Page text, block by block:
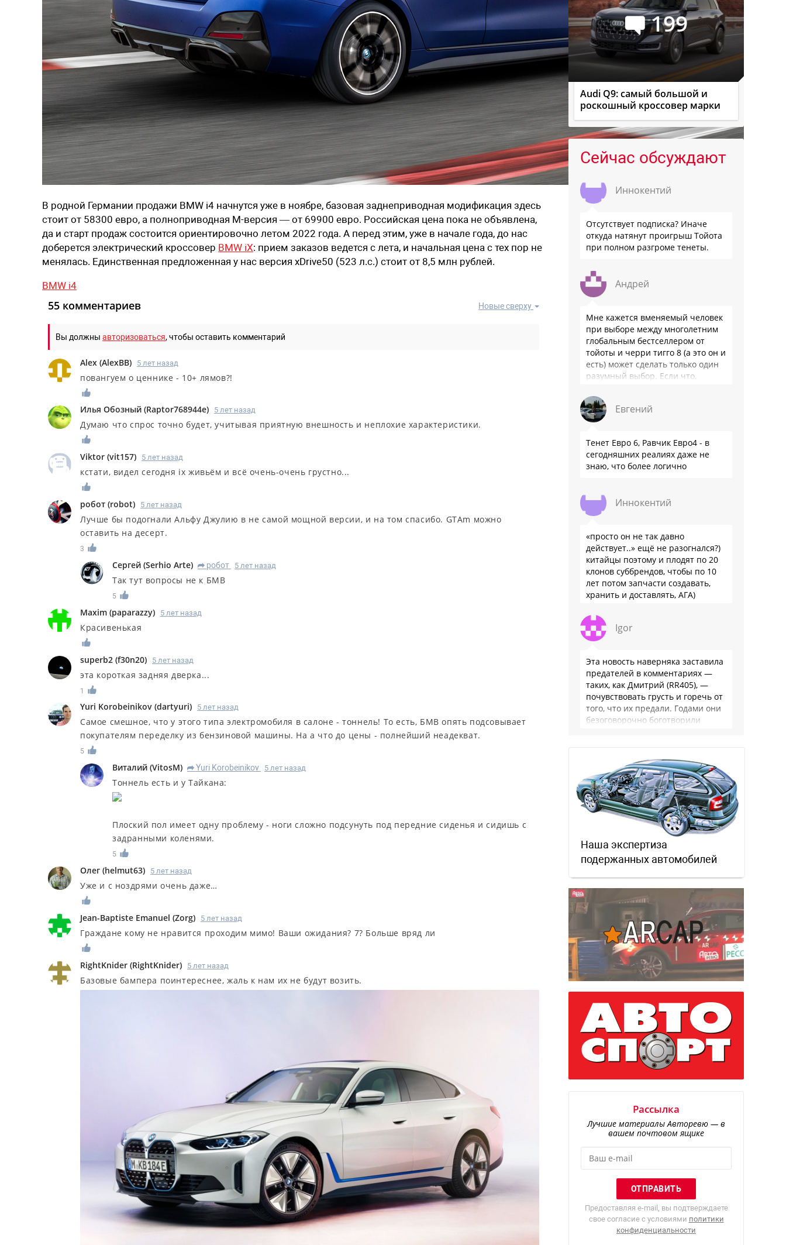
В родной Германии продажи BMW i4 начнутся уже в ноябре, базовая заднеприводная модификация здесь
стоит от 58300 евро, а полноприводная M-версия — от 69900 евро. Российская цена пока не объявлена,
да и старт продаж состоится ориентировочно летом 2022 года. А перед этим, уже в начале года, до нас
доберется электрический кроссовер BMW iX: прием заказов ведется с лета, и начальная цена с тех пор не
менялась. Единственная предложенная у нас версия xDrive50 (523 л.с.) стоит от 8,5 млн рублей.
BMW i4
Новые сверху
55 комментариев
Вы должны авторизоваться, чтобы оставить комментарий
Alex (AlexBB) 5 лет назад
повангуем о ценнике - 10+ лямов?!
Илья Обозный (Raptor768944e) 5 лет назад
Думаю что спрос точно будет, учитывая приятную внешность и неплохие характеристики.
Viktor (vit157) 5 лет назад
кстати, видел сегодня ix живьём и всё очень-очень грустно...
робот (robot) 5 лет назад
Лучше бы подогнали Альфу Джулию в не самой мощной версии, и на том спасибо. GTAm можно
оставить на десерт.
3
Сергей (Serhio Arte) R робот 5 лет назад
Так тут вопросы не к БМВ
5
Maxim (paparazzy) 5 лет назад
Красивенькая
superb2 (f30n20) 5 лет назад
эта короткая задняя дверка...
1
Yuri Korobeinikov (dartyuri) 5 лет назад
Самое смешное, что у этого типа электромобиля в салоне - тоннель! То есть, БМВ опять подсовывает
покупателям переделку из бензиновой машины. На а что до цены - полнейший неадекват.
5
Виталий (VitosM) R Yuri Korobeinikov 5 лет назад
Тоннель есть и у Тайкана:
Плоский пол имеет одну проблему - ноги сложно подсунуть под передние сиденья и сидишь с
задранными коленями.
5
Олег (helmut63) 5 лет назад
Уже и с ноздрями очень даже…
Jean-Baptiste Emanuel (Zorg) 5 лет назад
Граждане кому не нравится проходим мимо! Ваши ожидания? 7? Больше вряд ли
RightKnider (RightKnider) 5 лет назад
Базовые бампера поинтереснее, жаль к нам их не будут возить.
199
Audi Q9: самый большой и
роскошный кроссовер марки
Сейчас обсуждают
Иннокентий
Отсутствует подписка? Иначе
откуда натянут проигрыш Тойота
при полном разгроме тенеты.
Андрей
Мне кажется вменяемый человек
при выборе между многолетним
глобальным бестселлером от
тойоты и черри тигго 8 (а это он и
есть) может сделать только один
разумный выбор. Если что,
Евгений
Тенет Евро 6, Равчик Евро4 - в
сегодняшних реалиях даже не
знаю, что более логично
Иннокентий
«просто он не так давно
действует..» ещё не разогнался?)
китайцы поэтому и плодят по 20
клонов суббрендов, чтобы по 10
лет потом запчасти создавать,
хранить и доставлять, АГА)
Igor
Эта новость наверняка заставила
предателей в комментариях —
таких, как Дмитрий (RR405), —
почувствовать грусть и горечь от
того, что их предали. Годами они
безоговорочно боготворили
Наша экспертиза
подержанных автомобилей
Рассылка
Лучшие материалы Авторевю — в
вашем почтовом ящике
Предоставляя e-mail, вы подтверждаете
свое согласие с условиями политики
конфиденциальности